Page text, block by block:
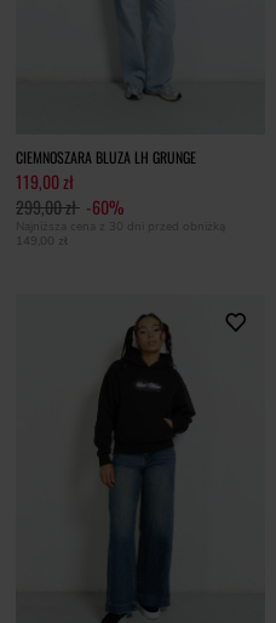
CIEMNOSZARA BLUZA LH GRUNGE
119,00 zł
299,00 zł -60%
Najniższa cena z 30 dni przed obniżką
149,00 zł